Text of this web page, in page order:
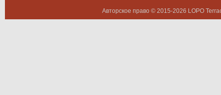
Авторское право © 2015-2026 LOPO